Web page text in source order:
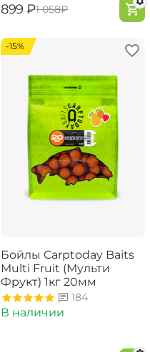
‍899‍ ₽‍1 058‍₽
-15%
Бойлы Carptoday Baits
Multi Fruit (Мульти
Фрукт) 1кг 20мм
184
В наличии